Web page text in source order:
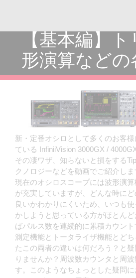
【基本編】
形演算などの
新・定番オシロとして多くのお客
ている InfiniiVision 3000GX /
その凄ワザ、知らないと損をする
クノロジーなどを動画でご紹介しま
現在のオシロスコープには波形演
が充実していますが、どんな時に
良いかわかりにくいため、いつも
かしようと思っている方がほとんど
ばパルス数を連続的に累積カウン
測定機能とトータライザ機能とど
たこの両者の違いは何だろう？と
りませんか？周波数カウンタと周
す。このようなちょっとした疑問